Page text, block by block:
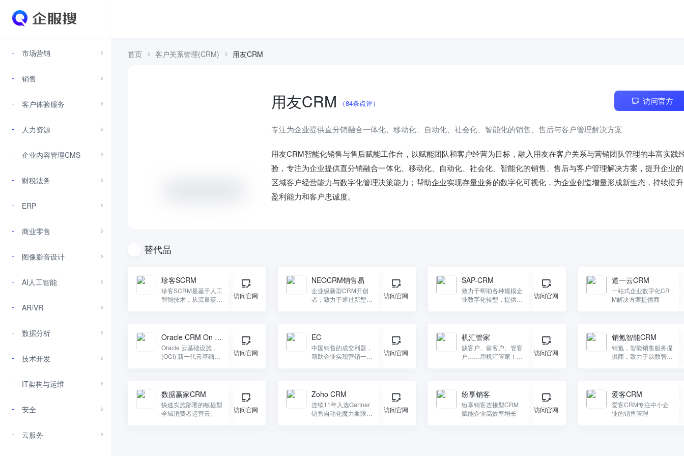
市场营销
销售
客户体验服务
人力资源
企业内容管理CMS
财税法务
ERP
商业零售
图像影音设计
AI人工智能
AR/VR
数据分析
技术开发
IT架构与运维
安全
云服务
首页 客户关系管理(CRM) 用友CRM
用友CRM （84条点评） 访问官方
专注为企业提供直分销融合一体化、移动化、自动化、社会化、智能化的销售、售后与客户管理解决方案
用友CRM智能化销售与售后赋能工作台，以赋能团队和客户经营为目标，融入用友在客户关系与营销团队管理的丰富实践
验，专注为企业提供直分销融合一体化、移动化、自动化、社会化、智能化的销售、售后与客户管理解决方案，提升企业的
区域客户经营能力与数字化管理决策能力；帮助企业实现存量业务的数字化可视化，为企业创造增量形成新生态，持续提升
盈利能力和客户忠诚度。
替代品
珍客SCRM
珍客SCRM是基于人工
智能技术，从流量获
理平台。
访问官网
NEOCRM销售易
企业级新型CRM开创
者，致力于通过新型互
访问官网
SAP-CRM
致力于帮助各种规模企
业数字化转型，提供高
增加收入。
访问官网
道一云CRM
一站式企业数字化CR
M解决方案提供商
Oracle CRM On D
emand
Oracle 云基础设施，
(OCI) 新一代云基础设
访问官网
EC
中国销售的成交利器，
帮助企业实现营销一体
访问官网
机汇管家
缺客户、留客户、管客
户……用机汇管家！数
访问官网
销氪智能CRM
销氪，智能销售服务提
供商，致力于以数智科
数据赢家CRM
快速实施部署的敏捷型
全域消费者运营云。
访问官网
Zoho CRM
连续11年入选Gartner
销售自动化魔力象限,
访问官网
纷享销客
纷享销客连接型CRM
赋能企业高效率增长
访问官网
爱客CRM
爱客CRM专注中小企
业的销售管理